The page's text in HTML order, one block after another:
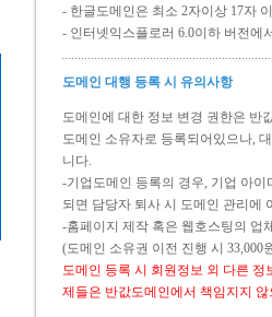
- 한글도메인은 최소 2자이상 17자
- 인터넷익스플로러 6.0이하 버전에
도메인 대행 등록 시 유의사항
도메인에 대한 정보 변경 권한은 반
도메인 소유자로 등록되어있으나,
니다.
-기업도메인 등록의 경우, 기업 아
되면 담당자 퇴사 시 도메인 관리에
-홈페이지 제작 혹은 웹호스팅의 업
(도메인 소유권 이전 진행 시
도메인 등록 시 회원정보 외 다른
제들은 반값도메인에서 책임지지